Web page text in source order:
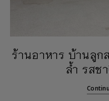
ร้านอาหาร บ้านลูก
ล้ำ รสช